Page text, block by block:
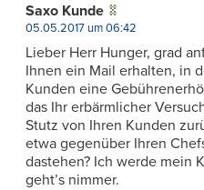
Saxo Kunde
05.05.2017 um 06:42
Lieber Herr Hunger, grad
Ihnen ein Mail erhalten, in
Kunden eine
das Ihr erbärmlicher
Stutz von Ihren Kunden
etwa gegenüber Ihren
dastehen? Ich werde mein
geht’s nimmer.